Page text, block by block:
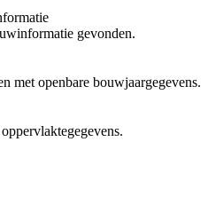
gevonden.
met openbare bouwjaargegevens.